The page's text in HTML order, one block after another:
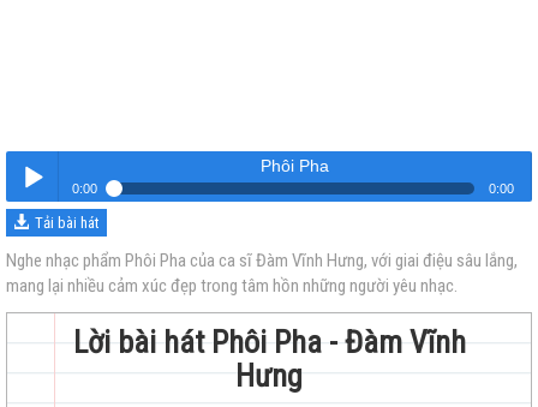
Nghe
Phôi Pha
0:00 0:00
Phôi Pha
Tải bài hát
Nghe nhạc phẩm Phôi Pha của ca sĩ Đàm Vĩnh Hưng, với giai điệu sâu lắng,
mang lại nhiều cảm xúc đẹp trong tâm hồn những người yêu nhạc.
Lời bài hát Phôi Pha - Đàm Vĩnh
Hưng